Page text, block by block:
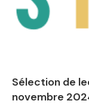
Sélection de
novembre